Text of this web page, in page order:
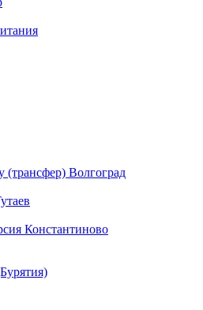
(трансфер) Волгоград
Константиново